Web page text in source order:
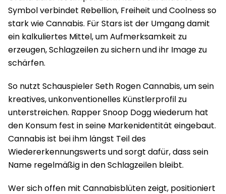
Symbol verbindet Rebellion, Freiheit und Coolness so
stark wie Cannabis. Für Stars ist der Umgang damit
ein kalkuliertes Mittel, um Aufmerksamkeit zu
erzeugen, Schlagzeilen zu sichern und ihr Image zu
schärfen.
So nutzt Schauspieler Seth Rogen Cannabis, um sein
kreatives, unkonventionelles Künstlerprofil zu
unterstreichen. Rapper Snoop Dogg wiederum hat
den Konsum fest in seine Markenidentität eingebaut.
Cannabis ist bei ihm längst Teil des
Wiedererkennungswerts und sorgt dafür, dass sein
Name regelmäßig in den Schlagzeilen bleibt.
Wer sich offen mit Cannabisblüten zeigt, positioniert